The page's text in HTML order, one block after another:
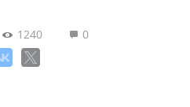
1240 0